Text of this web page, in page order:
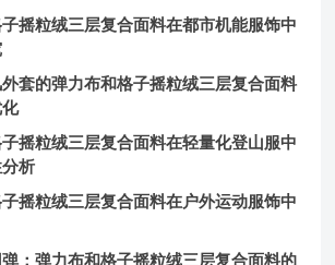
摇粒绒三层复合面料在都市机能服饰中
套的弹力布和格子摇粒绒三层复合面料
摇粒绒三层复合面料在轻量化登山服中
析
摇粒绒三层复合面料在户外运动服饰中
：弹力布和格子摇粒绒三层复合面料的